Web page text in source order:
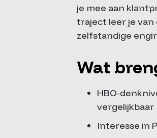
je mee aan
traject leer je
zelfstandige
Wat
HBO-
vergelijkbaar
Interesse in